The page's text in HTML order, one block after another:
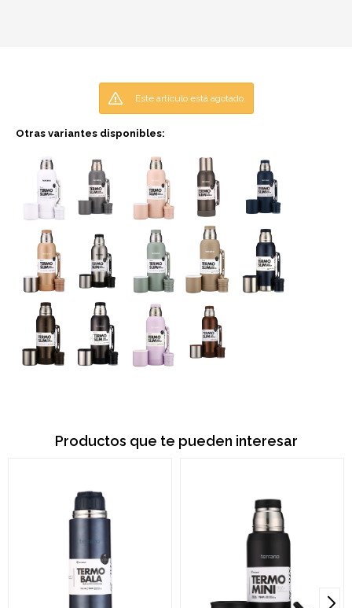
Este artículo está agotado.
Otras variantes disponibles:
Productos que te pueden interesar